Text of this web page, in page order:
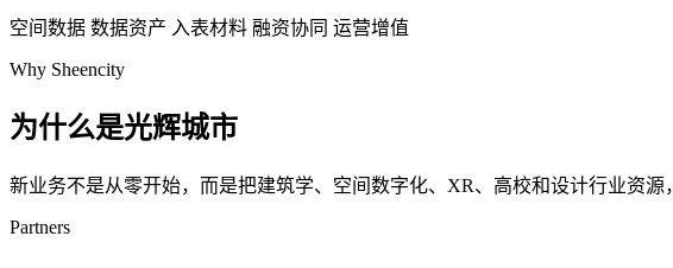
空间数据 数据资产 入表材料 融资协同 运营增值
Why Sheencity
为什么是光辉城市
新业务不是从零开始，而是把建筑学、空间数字化、XR、高校和设计行业资源
Partners